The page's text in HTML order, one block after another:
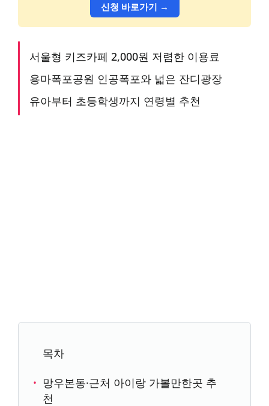
신청 바로가기 →
서울형 키즈카페 2,000원 저렴한 이용료
용마폭포공원 인공폭포와 넓은 잔디광장
유아부터 초등학생까지 연령별 추천
목차
망우본동·근처 아이랑 가볼만한곳 추
천